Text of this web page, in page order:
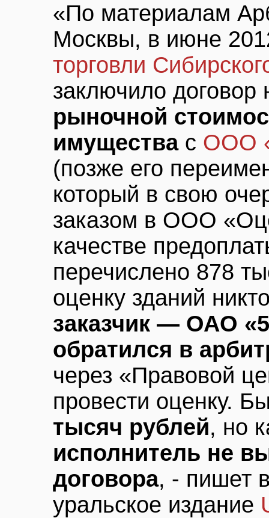
«По материалам
Москвы, в июне
торговли
заключило договор
рыночной
имуществас ООО
(позже его
который в свою
заказом в ООО
качестве
перечислено 878
оценку зданий
заказчик — ОАО
обратился в
через «Правовой
провести оценку.
тысяч рублей, но
исполнитель не
договора, - пишет
уральское издание